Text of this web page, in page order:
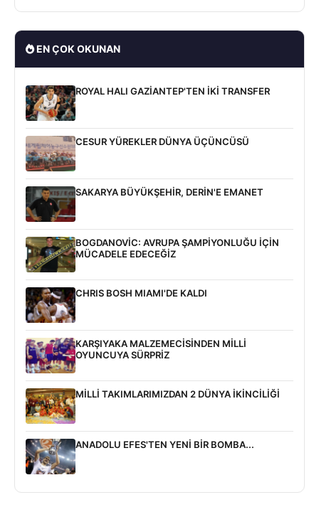
EN ÇOK OKUNAN
ROYAL HALI GAZİANTEP'TEN İKİ TRANSFER
CESUR YÜREKLER DÜNYA ÜÇÜNCÜSÜ
SAKARYA BÜYÜKŞEHİR, DERİN'E EMANET
BOGDANOVİC: AVRUPA ŞAMPİYONLUĞU İÇİN
MÜCADELE EDECEĞİZ
CHRIS BOSH MIAMI'DE KALDI
KARŞIYAKA MALZEMECİSİNDEN MİLLİ
OYUNCUYA SÜRPRİZ
MİLLİ TAKIMLARIMIZDAN 2 DÜNYA İKİNCİLİĞİ
ANADOLU EFES'TEN YENİ BİR BOMBA...